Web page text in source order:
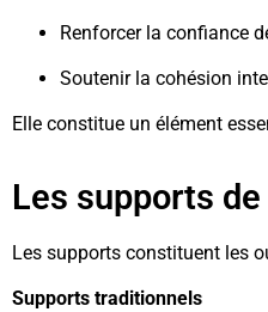
Renforcer la confiance
Soutenir la cohésion
Elle constitue un élément
Les supports
Les supports constituent les
Supports traditionnels